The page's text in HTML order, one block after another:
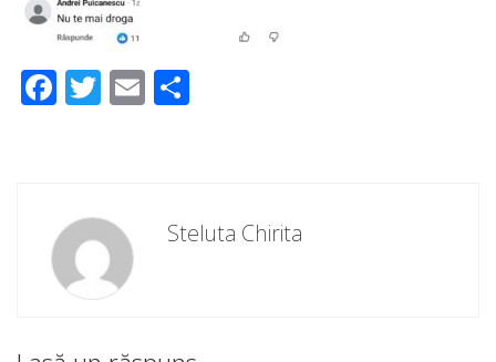
Facebook
Twitter
Email
Steluta Chirita